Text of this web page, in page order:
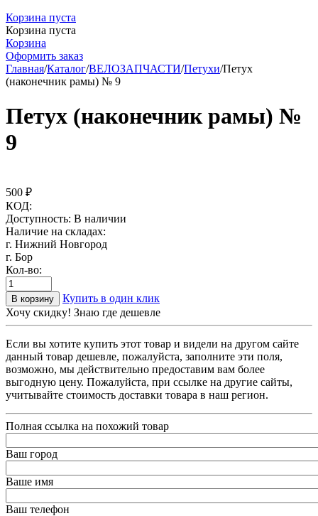
Корзина пуста
Корзина пуста
Корзина
Оформить заказ
Главная/Каталог/ВЕЛОЗАПЧАСТИ/Петухи/Петух
(наконечник рамы) № 9
Петух (наконечник рамы) №
9
500 ₽
КОД:
Доступность: В наличии
Наличие на складах:
г. Нижний Новгород
г. Бор
Кол-во:
В корзину
Купить в один клик
Хочу скидку! Знаю где дешевле
Если вы хотите купить этот товар и видели на другом сайте
данный товар дешевле, пожалуйста, заполните эти поля,
возможно, мы действительно предоставим вам более
выгодную цену. Пожалуйста, при ссылке на другие сайты,
учитывайте стоимость доставки товара в наш регион.
Полная ссылка на похожий товар
Ваш город
Ваше имя
Ваш телефон